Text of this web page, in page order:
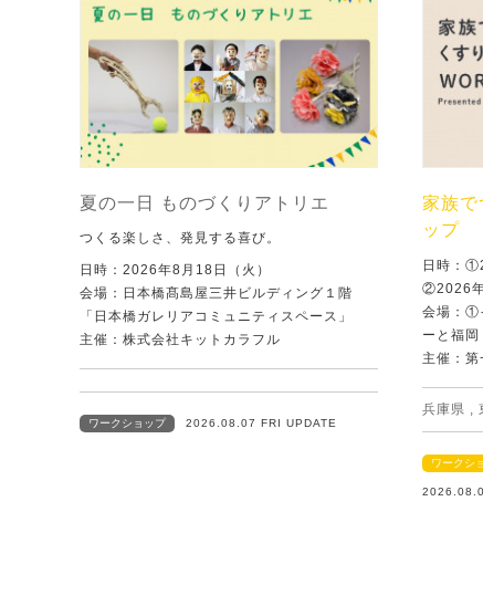
夏の一日 ものづくりアトリエ
つくる楽しさ、発見する喜び。
日時：2026年8月18日（火）
会場：日本橋髙島屋三井ビルディング１階
「日本橋ガレリアコミュニティスペース」
主催：株式会社キットカラフル
ワークショップ 2026.08.07 FRI UPDATE
家族で
ップ
日時：
②2026年
会場：①
ーと福岡
主催：
兵庫県
ワークシ